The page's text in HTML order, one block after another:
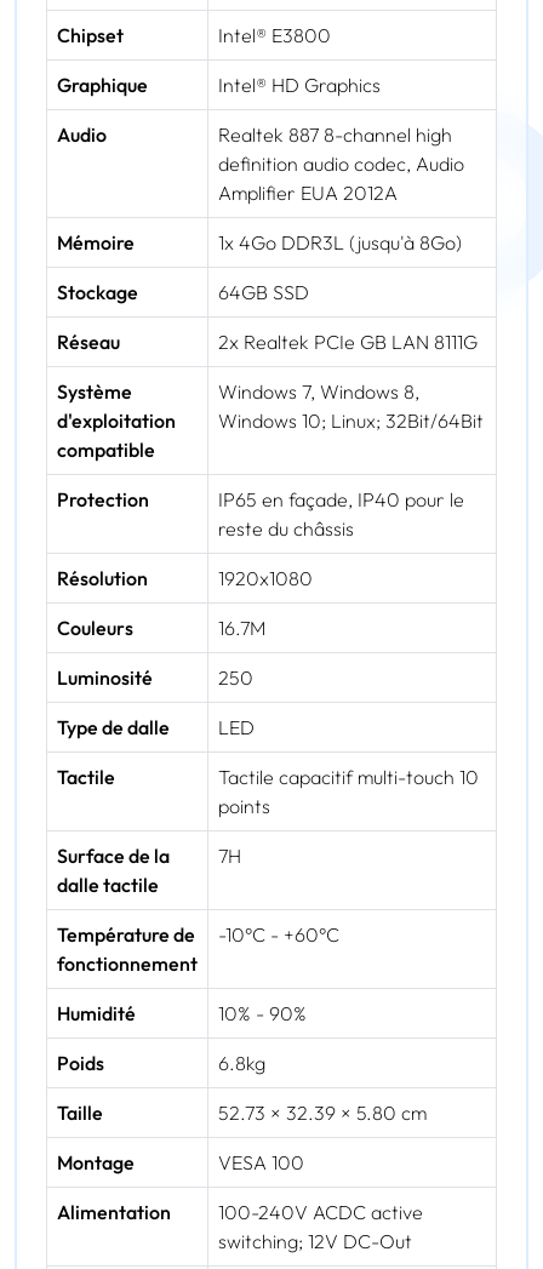
Chipset Intel® E3800
Graphique Intel® HD Graphics
Audio
Realtek 887 8-channel high
definition audio codec, Audio
Amplifier EUA 2012A
Mémoire 1x 4Go DDR3L (jusqu'à 8Go)
Stockage 64GB SSD
Réseau 2x Realtek PCIe GB LAN 8111G
Système
d'exploitation
compatible
Windows 7, Windows 8,
Windows 10; Linux; 32Bit/64Bit
Protection
IP65 en façade, IP40 pour le
reste du châssis
Résolution 1920x1080
Couleurs 16.7M
Luminosité 250
Type de dalle LED
Tactile
Tactile capacitif multi-touch 10
points
Surface de la
dalle tactile
7H
Température de
fonctionnement
-10°C - +60°C
Humidité 10% - 90%
Poids 6.8kg
Taille 52.73 × 32.39 × 5.80 cm
Montage VESA 100
Alimentation
100-240V ACDC active
switching; 12V DC-Out